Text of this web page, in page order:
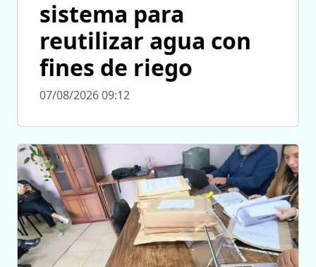
sistema para
reutilizar agua con
fines de riego
07/08/2026 09:12